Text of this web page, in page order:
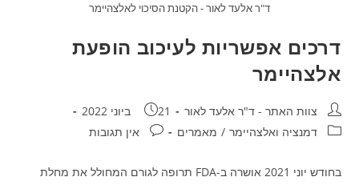
ד"ר אלעד לאור - הקטנת הסיכוי לאלצהיימר
דרכים אפשריות לעיכוב הופעת
אלצהיימר
מחבר:צוות האתר - ד"ר אלעד לאור פורסם:
21 ביוני 2022
קטגוריה:דמנציה ואלצהיימר / מאמרים תגובות:אין תגובות
בחודש יוני 2021 אושרה ב-FDA תרופה לגורם המחולל את מחלת